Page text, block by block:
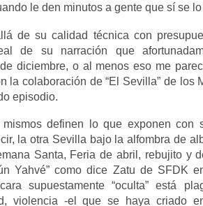
le den minutos a gente que sí se
de su calidad técnica con
de su narración que
diciembre, o al menos eso me
la colaboración de “El Sevilla” de los
episodio.
definen lo que exponen con
la otra Sevilla bajo la alfombra de
Santa, Feria de abril, rebujito y
Yahvé” como dice Zatu de SFDK
supuestamente “oculta” está
violencia -el que se haya criado